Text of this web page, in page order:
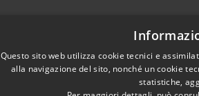
Questo sito web utilizza cookie tecnici e
alla navigazione del sito, nonché un cookie
statistiche,